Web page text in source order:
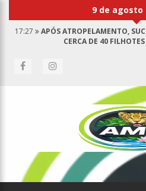
9 de agosto
17:27
APÓS ATROPELAMENTO,
CERCA DE 40
VEREADOR DE
CONSUMIDORES DENUNCIAM
ATÉ MAU CHEIRO EM FREEZER DE
JUSTIÇA PROÍBE EX-PREFEITO
NHAMUNDÁ,
CARRO ENVOLVIDO EM
ANDRADE
13:43 WILSON LIMA ENTREGA 68